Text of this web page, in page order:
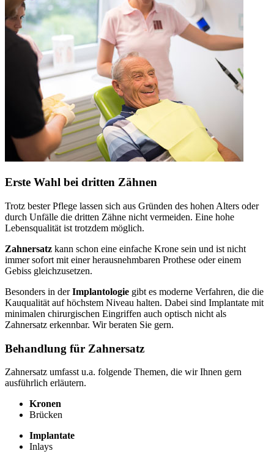
Erste Wahl bei dritten Zähnen
Trotz bester Pflege lassen sich aus Gründen des hohen Alters oder
durch Unfälle die dritten Zähne nicht vermeiden. Eine hohe
Lebensqualität ist trotzdem möglich.
Zahnersatz kann schon eine einfache Krone sein und ist nicht
immer sofort mit einer herausnehmbaren Prothese oder einem
Gebiss gleichzusetzen.
Besonders in derImplantologie gibt es moderne Verfahren, die die
Kauqualität auf höchstem Niveau halten. Dabei sind Implantate mit
minimalen chirurgischen Eingriffen auch optisch nicht als
Zahnersatz erkennbar. Wir beraten Sie gern.
Behandlung für Zahnersatz
Zahnersatz umfasst u.a. folgende Themen, die wir Ihnen gern
ausführlich erläutern.
Kronen
Brücken
Implantate
Inlays